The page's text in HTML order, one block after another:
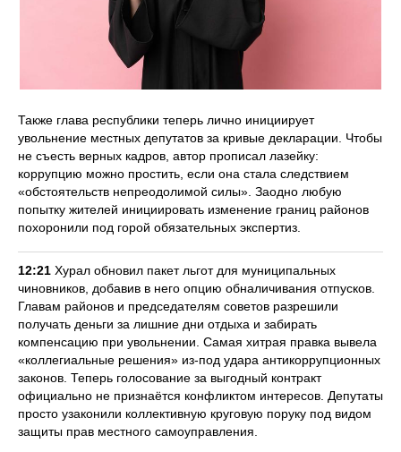
Также глава республики теперь лично инициирует
увольнение местных депутатов за кривые декларации. Чтобы
не съесть верных кадров, автор прописал лазейку:
коррупцию можно простить, если она стала следствием
«обстоятельств непреодолимой силы». Заодно любую
попытку жителей инициировать изменение границ районов
похоронили под горой обязательных экспертиз.
12:21 Хурал обновил пакет льгот для муниципальных
чиновников, добавив в него опцию обналичивания отпусков.
Главам районов и председателям советов разрешили
получать деньги за лишние дни отдыха и забирать
компенсацию при увольнении. Самая хитрая правка вывела
«коллегиальные решения» из-под удара антикоррупционных
законов. Теперь голосование за выгодный контракт
официально не признаётся конфликтом интересов. Депутаты
просто узаконили коллективную круговую поруку под видом
защиты прав местного самоуправления.